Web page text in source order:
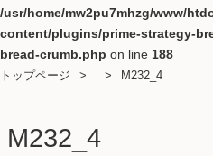
/usr/home/mw2pu7mhzg/www/
content/plugins/prime-strategy-
bread-crumb.php on line 188
トップページ
M232_4
M232_4